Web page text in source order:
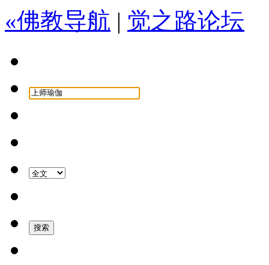
«佛教导航 | 觉之路论坛